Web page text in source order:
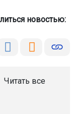
новостью:
Читать все